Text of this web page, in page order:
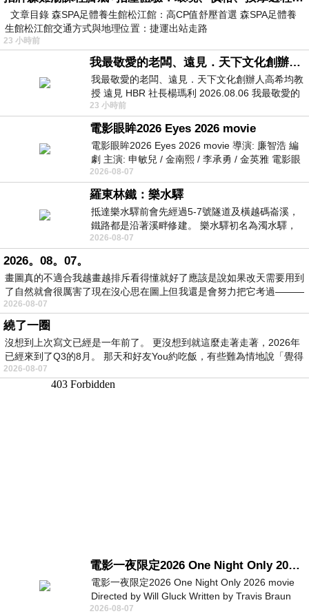
文章目錄 森SPA足體養生館松江館：高CP值舒壓首選 森SPA足體養
生館松江館交通方式與地理位置：捷運出站走路
23 小時前
我最敬愛的老闆、遠見．天下文化創辦人高希均教授
我最敬愛的老闆、遠見．天下文化創辦人高希均教
授 遠見 HBR 社長楊瑪利 2026.08.06 我最敬愛的
老闆、遠見．天下文化創辦人高希均教
23 小時前
電影眼眸2026 Eyes 2026 movie
電影眼眸2026 Eyes 2026 movie 導演: 廉智浩 編
劇 主演: 申敏兒 / 金南熙 / 李承勇 / 金英雅 電影眼
眸2026描述攝影師徐珍因遺
2026-08-07
羅東林鐵：樂水驛
抵達樂水驛前會先經過5-7號隧道及橫越碼崙溪，
鐵路都是沿著溪畔修建。 樂水驛初名為濁水驛，
但因與臺鐵集集線車站同名，於1953
2026-08-07
2026。08。07。
畫圖真的不適合我越畫越排斥看得懂就好了應該是說如果改天需要用到
了自然就會很厲害了現在沒心思在圖上但我還是會努力把它考過———
2026-08-07
繞了一圈
沒想到上次寫文已經是一年前了。 更沒想到就這麼走著走著，2026年
已經來到了Q3的8月。 那天和好友You約吃飯，有些難為情地說「覺得
2026-08-07
電影一夜限定2026 One Night Only 2026 movie
電影一夜限定2026 One Night Only 2026 movie
Directed by Will Gluck Written by Travis Braun
Starring Monica Barbaro
2026-08-07